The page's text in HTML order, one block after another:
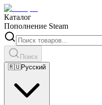
Каталог
Пополнение Steam
Поиск
🇷🇺Русский